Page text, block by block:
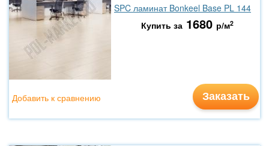
SPC ламинат Bonkeel Base PL 144
Купить за 1680 р/м2
Заказать
Добавить к сравнению